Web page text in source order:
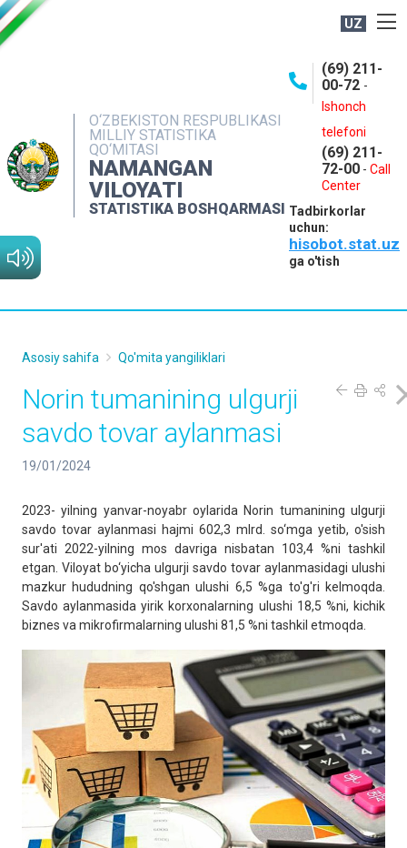
UZ
O‘ZBEKISTON RESPUBLIKASI
MILLIY STATISTIKA
QO‘MITASI
NAMANGAN
VILOYATI
STATISTIKA BOSHQARMASI
(69) 211-
00-72 -
Ishonch
telefoni
(69) 211-
72-00 - Call
Center
Tadbirkorlar
uchun:
hisobot.stat.uz
ga o'tish
NASHRLAR
INTERAKTIV XIZMATLAR
MATBUOT XIZMATI
MUROJAATLAR
Asosiy sahifa Qo'mita yangiliklari
Norin tumanining ulgurji
savdo tovar aylanmasi
19/01/2024
2023- yilning yanvar-noyabr oylarida Norin tumanining ulgurji
savdo tovar aylanmasi hajmi 602,3 mlrd. so‘mga yetib, o'sish
sur'ati 2022-yilning mos davriga nisbatan 103,4 %ni tashkil
etgan. Viloyat bo‘yicha ulgurji savdo tovar aylanmasidagi ulushi
mazkur hududning qo'shgan ulushi 6,5 %ga to'g'ri kelmoqda.
Savdo aylanmasida yirik korxonalarning ulushi 18,5 %ni, kichik
biznes va mikrofirmalarning ulushi 81,5 %ni tashkil etmoqda.